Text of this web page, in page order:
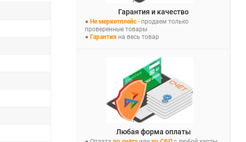
Гарантия и качество
● Не меркетплейс - продаем только
проверенные товары
● Гарантия на весь товар
Любая форма оплаты